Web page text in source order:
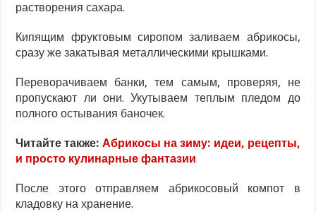
растворения сахара.
Кипящим фруктовым сиропом заливаем абрикосы,
сразу же закатывая металлическими крышками.
Переворачиваем банки, тем самым, проверяя, не
пропускают ли они. Укутываем теплым пледом до
полного остывания баночек.
Читайте также: Абрикосы на зиму: идеи, рецепты,
и просто кулинарные фантазии
После этого отправляем абрикосовый компот в
кладовку на хранение.